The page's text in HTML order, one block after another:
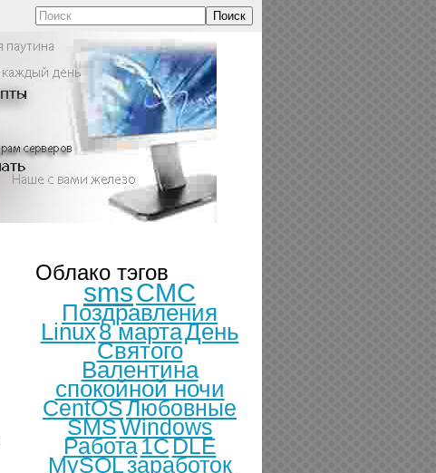
Поиск
Облако тэгов
smsСМС
Поздравления
Linux8 мартаДень
Святого
Валентина
спокойной ночи
CentOSЛюбовные
SMSWindows
Работа1СDLE
MySQLзаработок